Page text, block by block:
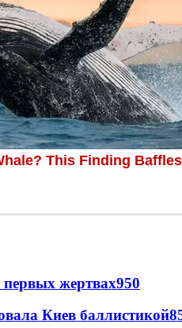
первых жертвах950
Киев баллистикой